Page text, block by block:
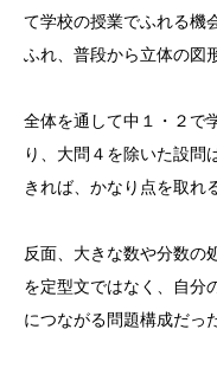
て学校の授業でふれる機
ふれ、普段から立体の図
全体を通して中１・２で
り、大問４を除いた設問
きれば、かなり点を取れ
反面、大きな数や分数の
を定型文ではなく、自分
につながる問題構成だっ